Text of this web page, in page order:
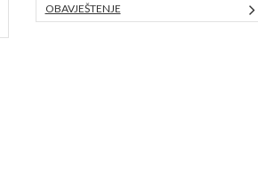
OBAVJEŠTENJE